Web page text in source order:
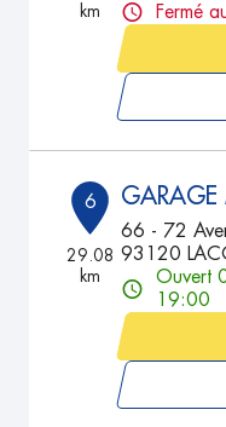
km
Fermé
6
29.08
km
GARAGE
66 - 72
93120
Ouvert
19:00